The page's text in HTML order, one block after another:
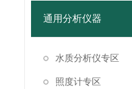
通用分析仪器
水质分析仪专区
照度计专区